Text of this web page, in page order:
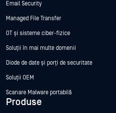
Email Security
Managed File Transfer
OT și sisteme ciber-fizice
Soluții în mai multe domenii
Diode de date și porți de securitate
Soluții OEM
Scanare Malware portabilă
Produse